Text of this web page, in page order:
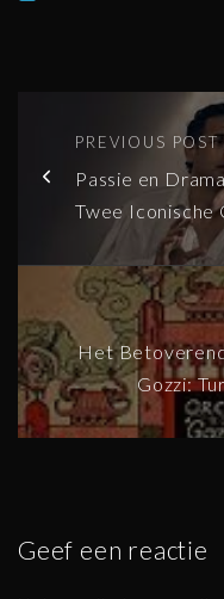
PREVIOUS POST
Passie en
Twee Iconische
Het
Gozzi:
Geef een reactie